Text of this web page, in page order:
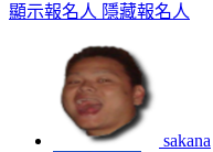
顯示報名人 隱藏報名人
sakana